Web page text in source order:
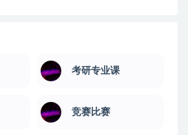
考研专业课
竞赛比赛